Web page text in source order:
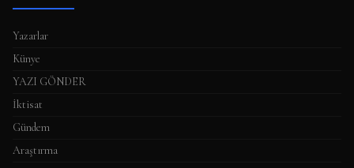
Yazarlar
Künye
YAZI GÖNDER
İktisat
Gündem
Araştırma